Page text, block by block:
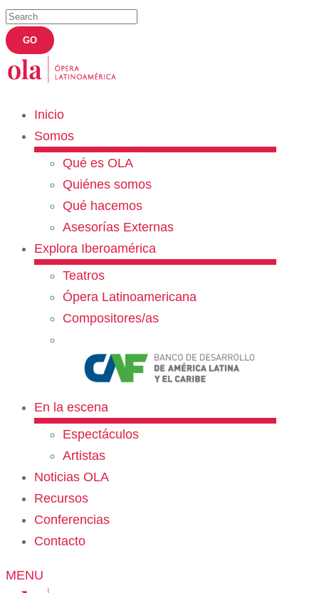
Inicio
Somos
Qué es OLA
Quiénes somos
Qué hacemos
Asesorías Externas
Explora Iberoamérica
Teatros
Ópera Latinoamericana
Compositores/as
En la escena
Espectáculos
Artistas
Noticias OLA
Recursos
Conferencias
Contacto
MENU